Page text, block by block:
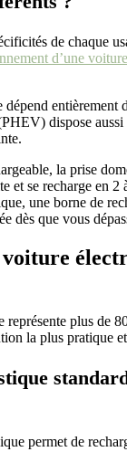
de chaque
d’une
entièrement
dispose
la prise
et se recharge en 2
une borne de
dès que vous
plus de
la plus pratique
permet de